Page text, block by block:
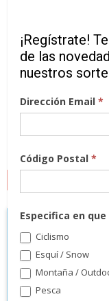
¡Regístrate!
de las
nuestros
Dirección Email*
Código Postal*
Especifica en
Ciclismo
Esquí / Snow
Montaña /
Pesca